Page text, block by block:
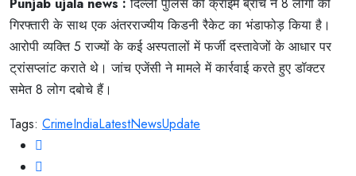
गिरफ्तारी के साथ एक अंतरराज्यीय किडनी रैकेट का भंडाफोड़ किया है।
आरोपी व्यक्ति 5 राज्यों के कई अस्पतालों में फर्जी दस्तावेजों के आधार पर
ट्रांसप्लांट कराते थे। जांच एजेंसी ने मामले में कार्रवाई करते हुए डॉक्टर
समेत 8 लोग दबोचे हैं।
Tags: CrimeIndiaLatestNewsUpdate